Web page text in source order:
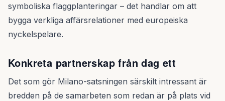
symboliska flaggplanteringar – det handlar om att
bygga verkliga affärsrelationer med europeiska
nyckelspelare.
Konkreta partnerskap från dag ett
Det som gör Milano-satsningen särskilt intressant är
bredden på de samarbeten som redan är på plats vid